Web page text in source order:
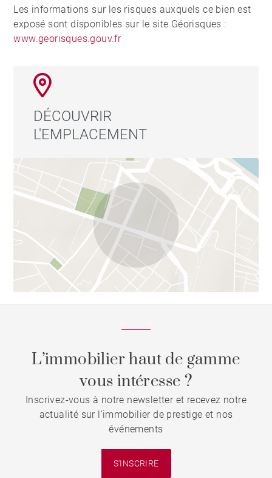
Les informations sur les risques auxquels ce bien est
exposé sont disponibles sur le site Géorisques :
www.georisques.gouv.fr
DÉCOUVRIR
L'EMPLACEMENT
L’immobilier haut de gamme
vous intéresse ?
Inscrivez-vous à notre newsletter et recevez notre
actualité sur l'immobilier de prestige et nos
événements
S'INSCRIRE